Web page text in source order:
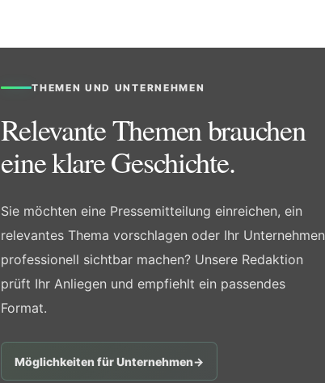
THEMEN UND UNTERNEHMEN
Relevante Themen brauchen
eine klare Geschichte.
Sie möchten eine Pressemitteilung einreichen, ein
relevantes Thema vorschlagen oder Ihr Unternehmen
professionell sichtbar machen? Unsere Redaktion
prüft Ihr Anliegen und empfiehlt ein passendes
Format.
Möglichkeiten für Unternehmen→